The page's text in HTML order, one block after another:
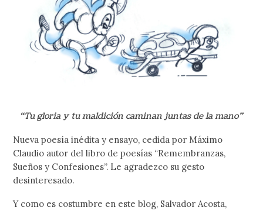
“Tu gloria y tu maldición caminan juntas de la mano”
Nueva poesía inédita y ensayo, cedida por Máximo
Claudio autor del libro de poesías “Remembranzas,
Sueños y Confesiones”. Le agradezco su gesto
desinteresado.
Y como es costumbre en este blog, Salvador Acosta,